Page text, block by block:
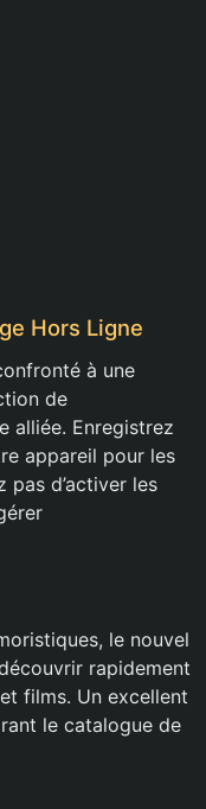
Hors Ligne
à une
de
alliée. Enregistrez
appareil pour les
pas d’activer les
le nouvel
rapidement
films. Un excellent
le catalogue de